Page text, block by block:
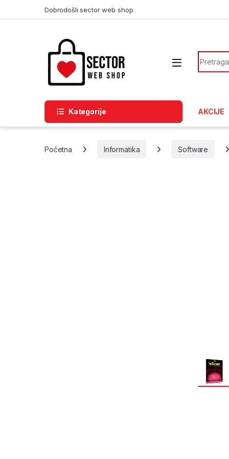
Dobrodošli sector web shop
Search
Kategorije AKCIJE
Početna Informatika Software